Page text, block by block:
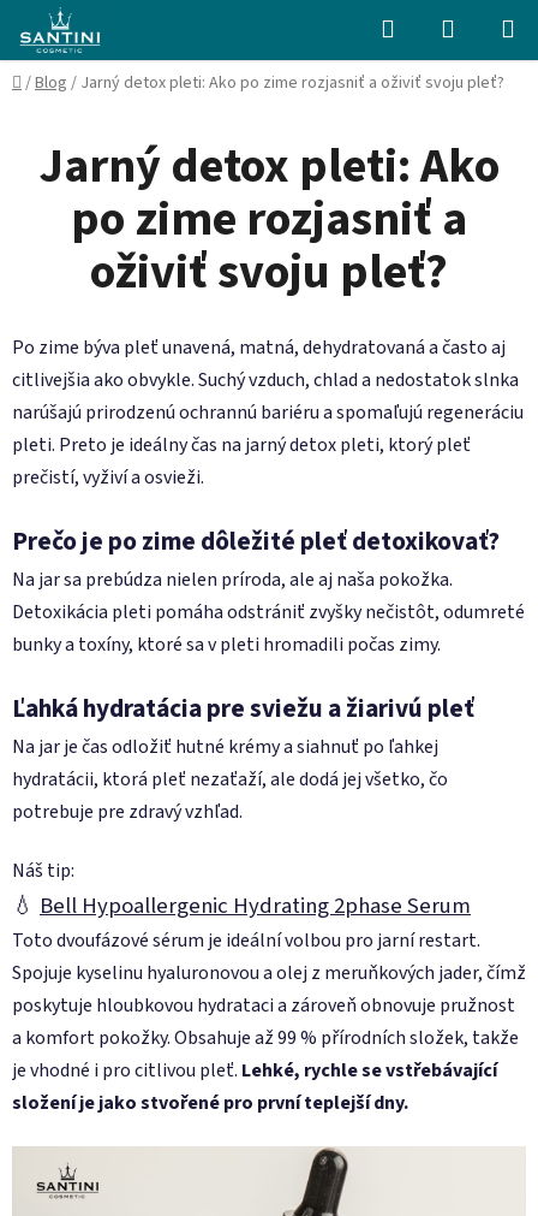
Prejsť
obsah
Hľadať
KOŠÍK
Domov
/Blog / Jarný detox pleti: Ako po zime rozjasniť a oživiť svoju pleť?
Jarný detox pleti: Ako
po zime rozjasniť a
oživiť svoju pleť?
Po zime býva pleť unavená, matná, dehydratovaná a často aj
citlivejšia ako obvykle. Suchý vzduch, chlad a nedostatok slnka
narúšajú prirodzenú ochrannú bariéru a spomaľujú regeneráciu
pleti. Preto je ideálny čas na jarný detox pleti, ktorý pleť
prečistí, vyživí a osvieži.
Prečo je po zime dôležité pleť detoxikovať?
Na jar sa prebúdza nielen príroda, ale aj naša pokožka.
Detoxikácia pleti pomáha odstrániť zvyšky nečistôt, odumreté
bunky a toxíny, ktoré sa v pleti hromadili počas zimy.
Ľahká hydratácia pre sviežu a žiarivú pleť
Na jar je čas odložiť hutné krémy a siahnuť po ľahkej
hydratácii, ktorá pleť nezaťaží, ale dodá jej všetko, čo
potrebuje pre zdravý vzhľad.
Náš tip:
💧 Bell Hypoallergenic Hydrating 2phase Serum
Toto dvoufázové sérum je ideální volbou pro jarní restart.
Spojuje kyselinu hyaluronovou a olej z meruňkových jader, čímž
poskytuje hloubkovou hydrataci a zároveň obnovuje pružnost
a komfort pokožky. Obsahuje až 99 % přírodních složek, takže
je vhodné i pro citlivou pleť. Lehké, rychle se vstřebávající
složení je jako stvořené pro první teplejší dny.